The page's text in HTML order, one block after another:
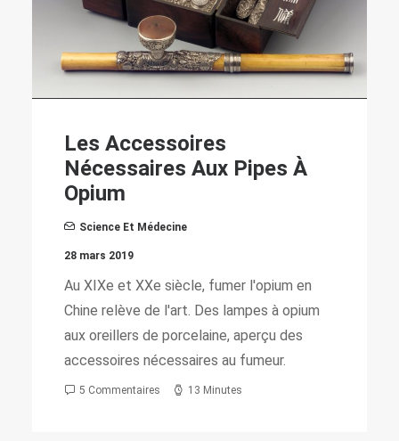
Histoire Des Clefs
Objets Du Quotidien
Histoire de la symbolique des clefs dans
notre vie quotidienne, de l'art de les
fabriquer et de leur lien fort avec le
pouvoir.
3 Commentaires 22 Minutes